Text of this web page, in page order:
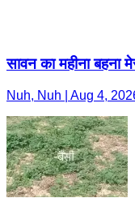
सावन का महीना बहना
Nuh, Nuh | Aug 4,